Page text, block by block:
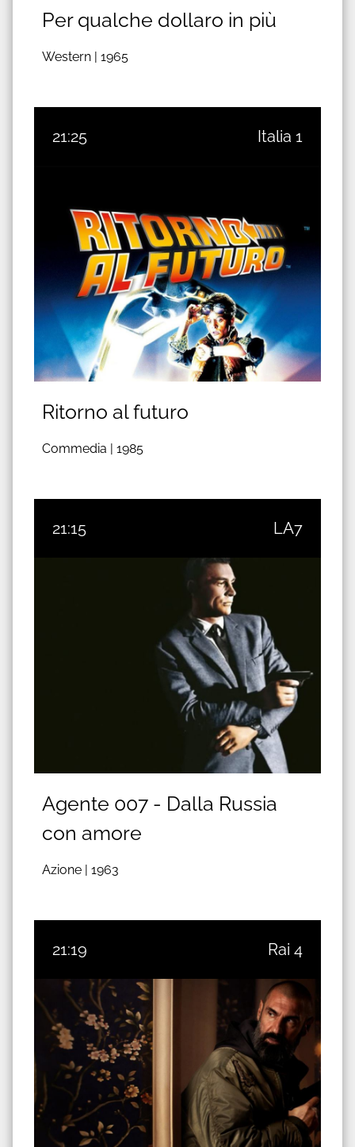
Per qualche dollaro in più
Western | 1965
21:25 Italia 1
Ritorno al futuro
Commedia | 1985
21:15 LA7
Agente 007 - Dalla Russia
con amore
Azione | 1963
21:19 Rai 4